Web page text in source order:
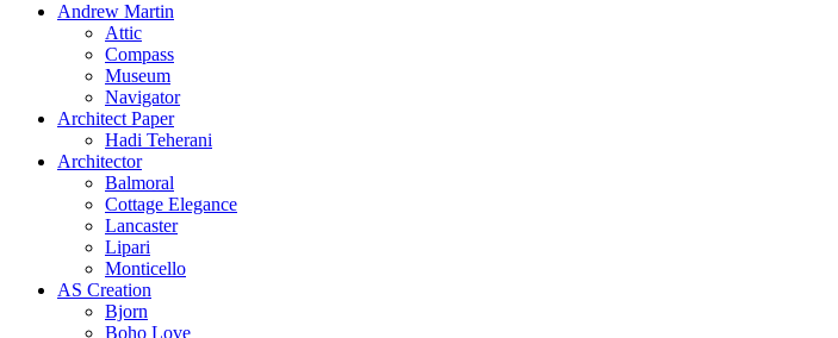
Andrew Martin
Attic
Compass
Museum
Navigator
Architect Paper
Hadi Teherani
Architector
Balmoral
Cottage Elegance
Lancaster
Lipari
Monticello
AS Creation
Bjorn
Boho Love